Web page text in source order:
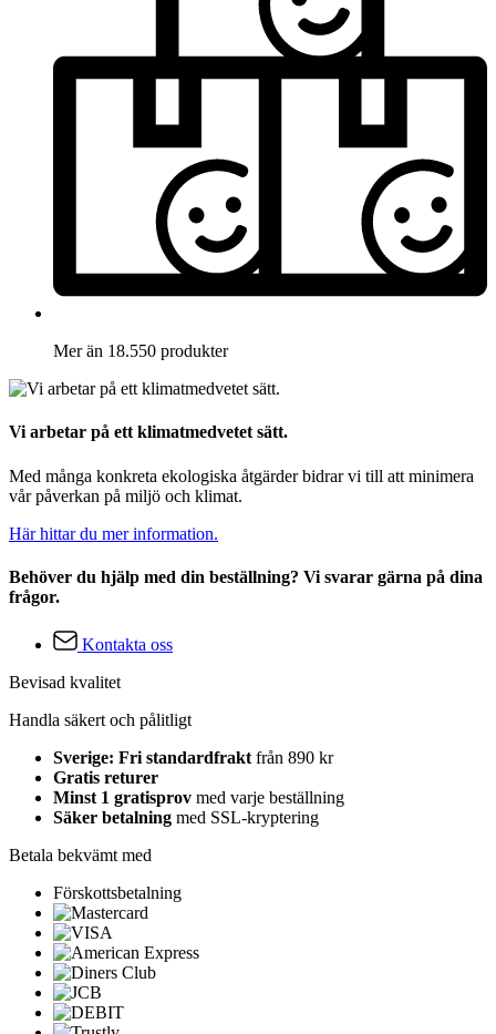
Mer än 18.550 produkter
Vi arbetar på ett klimatmedvetet sätt.
Med många konkreta ekologiska åtgärder bidrar vi till att minimera
vår påverkan på miljö och klimat.
Här hittar du mer information.
Behöver du hjälp med din beställning? Vi svarar gärna på dina
frågor.
Kontakta oss
Bevisad kvalitet
Handla säkert och pålitligt
Sverige: Fri standardfrakt från 890 kr
Gratis returer
Minst 1 gratisprov med varje beställning
Säker betalning med SSL-kryptering
Betala bekvämt med
Förskottsbetalning